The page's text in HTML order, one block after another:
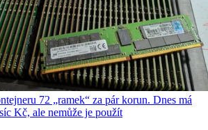
72 „ramek“ za pár korun. Dnes má
Kč, ale nemůže je použít